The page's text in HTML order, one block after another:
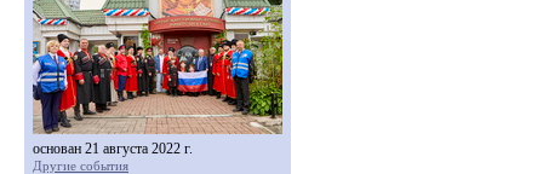
основан 21 августа 2022 г.
Другие события